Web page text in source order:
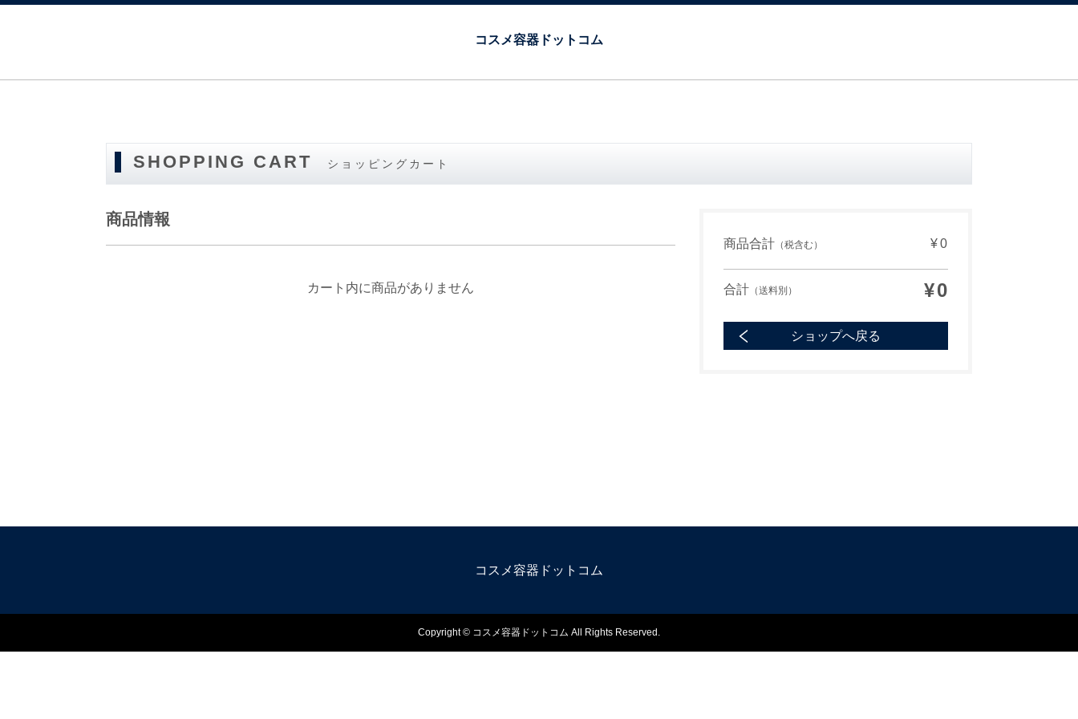
コスメ容器ドットコム
SHOPPING CART ショッピングカート
商品情報
カート内に商品がありません
商品合計 （税含む） ¥0
合計 （送料別） ¥0
ショップへ戻る
コスメ容器ドットコム
Copyright © コスメ容器ドットコム All Rights Reserved.